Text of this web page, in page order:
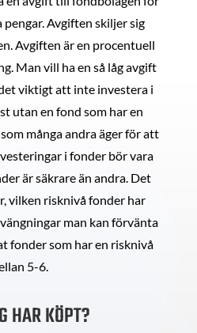
Avgiften skiljer sig
Avgiften är en procentuell
Man vill ha en så låg avgift
viktigt att inte investera i
utan en fond som har en
många andra äger för att
i fonder bör vara
är säkrare än andra. Det
vilken risknivå fonder har
man kan förvänta
fonder som har en risknivå
5-6.
HAR KÖPT?